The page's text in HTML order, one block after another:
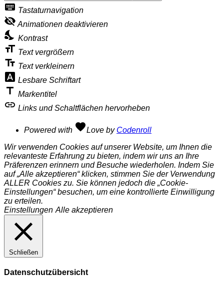
keyboard Tastaturnavigation
visibility_off Animationen deaktivieren
nights_stay Kontrast
format_size Text vergrößern
text_fields Text verkleinern
font_download Lesbare Schriftart
title Markentitel
link Links und Schaltflächen hervorheben
Powered with favoriteLove by Codenroll
Wir verwenden Cookies auf unserer Website, um Ihnen die
relevanteste Erfahrung zu bieten, indem wir uns an Ihre
Präferenzen erinnern und Besuche wiederholen. Indem Sie
auf „Alle akzeptieren“ klicken, stimmen Sie der Verwendung
ALLER Cookies zu. Sie können jedoch die „Cookie-
Einstellungen“ besuchen, um eine kontrollierte Einwilligung
zu erteilen.
Einstellungen Alle akzeptieren
Schließen
Datenschutzübersicht